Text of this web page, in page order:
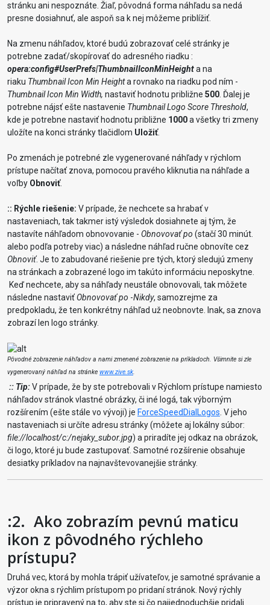
stránku ani nespoznáte. Žiaľ, pôvodná forma náhľadu sa nedá
presne dosiahnuť, ale aspoň sa k nej môžeme priblížiť.
Na zmenu náhľadov, ktoré budú zobrazovať celé stránky je
potrebne zadať/skopírovať do adresného riadku :
opera:config#UserPrefs|ThumbnailIconMinHeighta na
riaku Thumbnail Icon Min Heighta rovnako na riadku pod ním -
Thumbnail Icon Min Width, nastaviť hodnotu približne 500 . Ďalej je
potrebne nájsť ešte nastavenie Thumbnail Logo Score Threshold,
kde je potrebne nastaviť hodnotu približne 1000a všetky tri zmeny
uložíte na konci stránky tlačidlom Uložiť.
Po zmenách je potrebné zle vygenerované náhľady v rýchlom
prístupe načítať znova, pomocou pravého kliknutia na náhľade a
voľby Obnoviť.
:: Rýchle riešenie: V prípade, že nechcete sa hrabať v
nastaveniach, tak takmer istý výsledok dosiahnete aj tým, že
nastavíte náhľadom obnovovanie - Obnovovať po (stačí 30 minút.
alebo podľa potreby viac) a následne náhľad ručne obnovíte cez
Obnoviť. Je to zabudované riešenie pre tých, ktorý sledujú zmeny
na stránkach a zobrazené logo im takúto informáciu neposkytne.
Keď nechcete, aby sa náhľady neustále obnovovali, tak môžete
následne nastaviťObnovovať po -Nikdy, samozrejme za
predpokladu, že ten konkrétny náhľad už neobnovte. Inak, sa znova
zobrazí len logo stránky.
Pôvodné zobrazenie náhľadov a nami zmenené zobrazenie na príkladoch. Všimnite si zle
vygenerovaný náhľad na stránke www.zive.sk
:: Tip:V prípade, že by ste potrebovali v Rýchlom prístupe namiesto
náhľadov stránok vlastné obrázky, či iné logá, tak výborným
rozšírením (ešte stále vo vývoji) je ForceSpeedDialLogos . V jeho
nastaveniach si určíte adresu stránky (môžete aj lokálny súbor:
file://localhost/c:/nejaky_subor.jpg) a priradíte jej odkaz na obrázok,
či logo, ktoré ju bude zastupovať. Samotné rozšírenie obsahuje
desiatky príkladov na najnavštevovanejšie stránky.
:2. Ako zobrazím pevnú maticu
ikon z pôvodného rýchleho
prístupu?
Druhá vec, ktorá by mohla trápiť užívateľov, je samotné správanie a
výzor okna s rýchlim prístupom po pridaní stránok. Nový rýchly
prístup je pripravený na to, aby ste si čo najjednoduchšie pridali